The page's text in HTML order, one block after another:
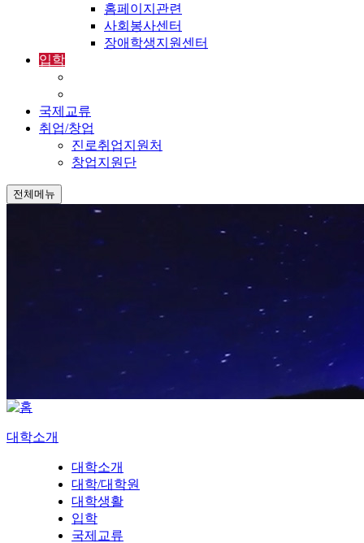
홈페이지관련
사회봉사센터
장애학생지원센터
입학
국제교류
취업/창업
진로취업지원처
창업지원단
전체메뉴
대학소개
대학소개
대학/대학원
대학생활
입학
국제교류